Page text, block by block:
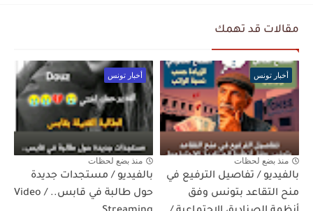
مقالات قد تهمك
أخبار تونس
منذ بضع لحظات
بالفيديو / تفاصيل الترفيع في
منح التقاعد بتونس وفق
أخبار تونس
منذ بضع لحظات
بالفيديو / مستجدات جديدة
حول طالبة في قابس.. / Video